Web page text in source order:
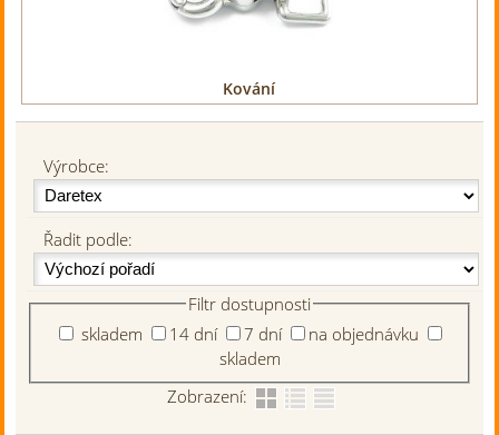
Kování
Výrobce:
Řadit podle:
Filtr dostupnosti
skladem
14 dní 7 dní
na objednávku
skladem
Zobrazení: